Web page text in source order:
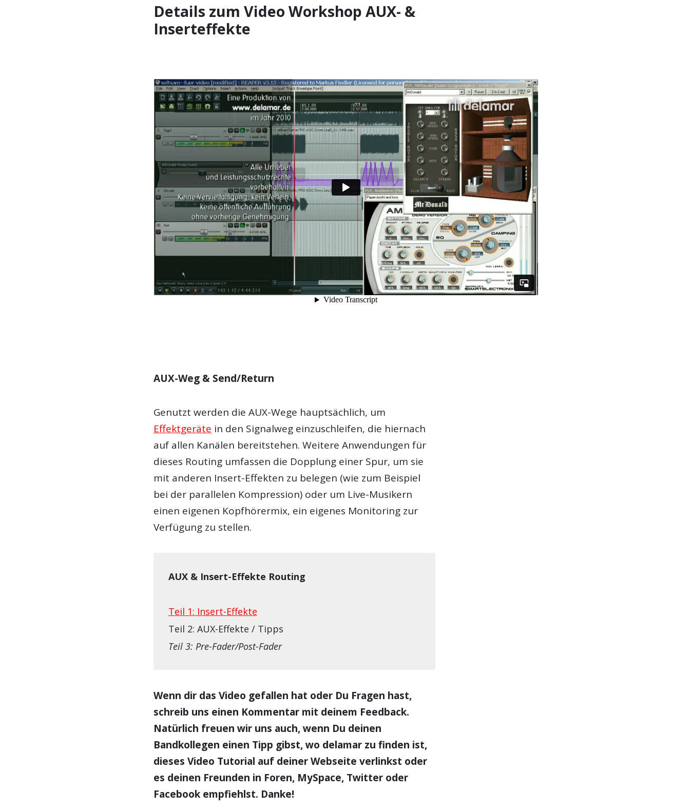
Details zum Video Workshop AUX- &
Inserteffekte
AUX-Weg & Send/Return
Genutzt werden die AUX-Wege hauptsächlich, um
Effektgeräte in den Signalweg einzuschleifen, die hiernach
auf allen Kanälen bereitstehen. Weitere Anwendungen für
dieses Routing umfassen die Dopplung einer Spur, um sie
mit anderen Insert-Effekten zu belegen (wie zum Beispiel
bei der parallelen Kompression) oder um Live-Musikern
einen eigenen Kopfhörermix, ein eigenes Monitoring zur
Verfügung zu stellen.
AUX & Insert-Effekte Routing
Teil 1: Insert-Effekte
Teil 2: AUX-Effekte / Tipps
Teil 3: Pre-Fader/Post-Fader
Wenn dir das Video gefallen hat oder Du Fragen hast,
schreib uns einen Kommentar mit deinem Feedback.
Natürlich freuen wir uns auch, wenn Du deinen
Bandkollegen einen Tipp gibst, wo delamar zu finden ist,
dieses Video Tutorial auf deiner Webseite verlinkst oder
es deinen Freunden in Foren, MySpace, Twitter oder
Facebook empfiehlst. Danke!